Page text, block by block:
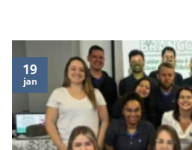
19
jan